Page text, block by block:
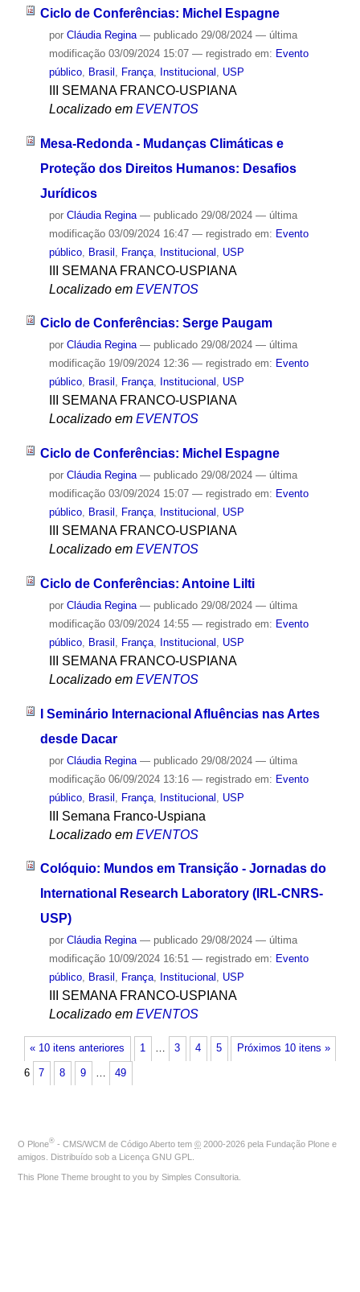
Ciclo de Conferências: Michel Espagne
por Cláudia Regina — publicado29/08/2024 — última
modificação03/09/2024 15:07 — registrado em: Evento
público, Brasil , França, Institucional , USP
III SEMANA FRANCO-USPIANA
Localizado em EVENTOS
Mesa-Redonda - Mudanças Climáticas e
Proteção dos Direitos Humanos: Desafios
Jurídicos
por Cláudia Regina — publicado29/08/2024 — última
modificação03/09/2024 16:47 — registrado em: Evento
público, Brasil França, Institucional USP
III SEMANA FRANCO-USPIANA
Localizado em EVENTOS
Ciclo de Conferências: Serge Paugam
por Cláudia Regina — publicado29/08/2024 — última
modificação19/09/2024 12:36 — registrado em: Evento
público, Brasil , França, Institucional , USP
III SEMANA FRANCO-USPIANA
Localizado em EVENTOS
Ciclo de Conferências: Michel Espagne
por Cláudia Regina — publicado29/08/2024 — última
modificação03/09/2024 15:07 — registrado em: Evento
público, Brasil , França, Institucional , USP
III SEMANA FRANCO-USPIANA
Localizado em EVENTOS
Ciclo de Conferências: Antoine Lilti
por Cláudia Regina — publicado29/08/2024 — última
modificação03/09/2024 14:55 — registrado em: Evento
público, Brasil França, Institucional USP
III SEMANA FRANCO-USPIANA
Localizado em EVENTOS
I Seminário Internacional Afluências nas Artes
desde Dacar
por Cláudia Regina — publicado29/08/2024 — última
modificação06/09/2024 13:16 — registrado em: Evento
público, Brasil França, Institucional USP
III Semana Franco-Uspiana
Localizado em EVENTOS
Colóquio: Mundos em Transição - Jornadas do
International Research Laboratory (IRL-CNRS-
USP)
por Cláudia Regina — publicado29/08/2024 — última
modificação10/09/2024 16:51 — registrado em: Evento
público, Brasil , França, Institucional , USP
III SEMANA FRANCO-USPIANA
Localizado em EVENTOS
« 10 itens anteriores Próximos 10 itens »
1 … 3 4 5
6 7 8 9 … 49
O Plone® - CMS/WCM de Código Aberto tem © 2000-2026 pela Fundação Plone e
amigos. Distribuído sob a Licença GNU GPL
This Plone Theme brought to you by Simples Consultoria